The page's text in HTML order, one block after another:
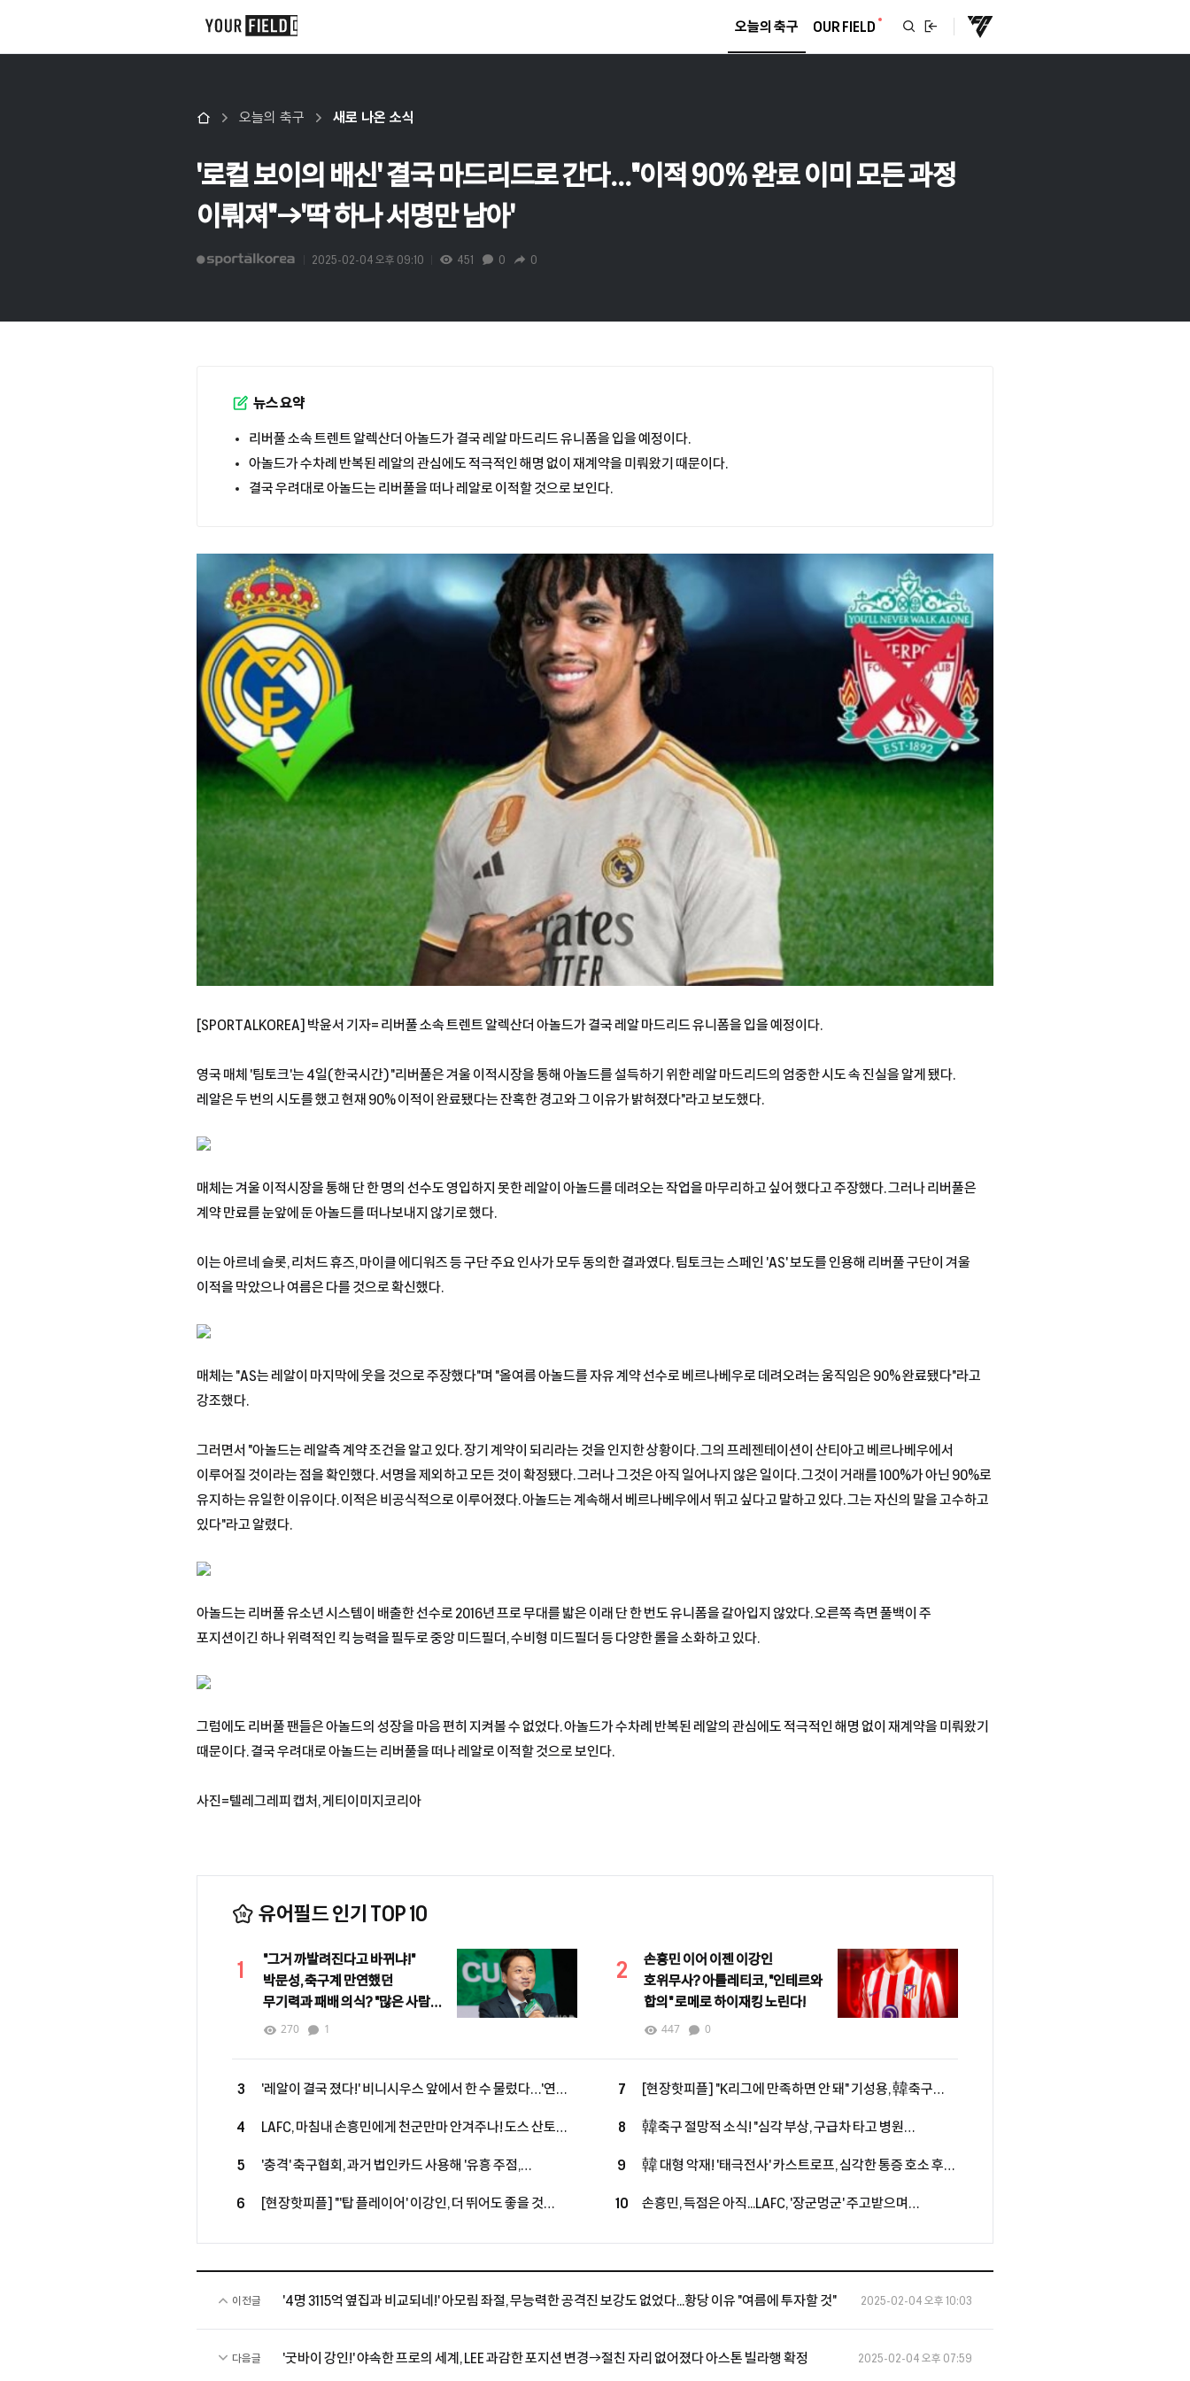
오늘의 축구 OUR FIELD
오늘의 축구 새로 나온 소식
'로컬 보이의 배신' 결국 마드리드로 간다..."이적 90% 완료 이미 모든 과정
이뤄져"→'딱 하나 서명만 남아'
2025-02-04 오후 09:10 451 0 0
뉴스 요약
리버풀 소속 트렌트 알렉산더 아놀드가 결국 레알 마드리드 유니폼을 입을 예정이다.
아놀드가 수차례 반복된 레알의 관심에도 적극적인 해명 없이 재계약을 미뤄왔기 때문이다.
결국 우려대로 아놀드는 리버풀을 떠나 레알로 이적할 것으로 보인다.
[SPORTALKOREA] 박윤서 기자= 리버풀 소속 트렌트 알렉산더 아놀드가 결국 레알 마드리드 유니폼을 입을 예정이다.
영국 매체 '팀토크'는 4일(한국시간) "리버풀은 겨울 이적시장을 통해 아놀드를 설득하기 위한 레알 마드리드의 엄중한 시도 속 진실을 알게 됐다.
레알은 두 번의 시도를 했고 현재 90% 이적이 완료됐다는 잔혹한 경고와 그 이유가 밝혀졌다"라고 보도했다.
매체는 겨울 이적시장을 통해 단 한 명의 선수도 영입하지 못한 레알이 아놀드를 데려오는 작업을 마무리하고 싶어 했다고 주장했다. 그러나 리버풀은
계약 만료를 눈앞에 둔 아놀드를 떠나보내지 않기로 했다.
이는 아르네 슬롯, 리처드 휴즈, 마이클 에디워즈 등 구단 주요 인사가 모두 동의한 결과였다. 팀토크는 스페인 'AS' 보도를 인용해 리버풀 구단이 겨울
이적을 막았으나 여름은 다를 것으로 확신했다.
매체는 "AS는 레알이 마지막에 웃을 것으로 주장했다"며 "올여름 아놀드를 자유 계약 선수로 베르나베우로 데려오려는 움직임은 90% 완료됐다"라고
강조했다.
그러면서 "아놀드는 레알측 계약 조건을 알고 있다. 장기 계약이 되리라는 것을 인지한 상황이다. 그의 프레젠테이션이 산티아고 베르나베우에서
이루어질 것이라는 점을 확인했다. 서명을 제외하고 모든 것이 확정됐다. 그러나 그것은 아직 일어나지 않은 일이다. 그것이 거래를 100%가 아닌 90%로
유지하는 유일한 이유이다. 이적은 비공식적으로 이루어졌다. 아놀드는 계속해서 베르나베우에서 뛰고 싶다고 말하고 있다. 그는 자신의 말을 고수하고
있다"라고 알렸다.
아놀드는 리버풀 유소년 시스템이 배출한 선수로 2016년 프로 무대를 밟은 이래 단 한 번도 유니폼을 갈아입지 않았다. 오른쪽 측면 풀백이 주
포지션이긴 하나 위력적인 킥 능력을 필두로 중앙 미드필더, 수비형 미드필더 등 다양한 롤을 소화하고 있다.
그럼에도 리버풀 팬들은 아놀드의 성장을 마음 편히 지켜볼 수 없었다. 아놀드가 수차례 반복된 레알의 관심에도 적극적인 해명 없이 재계약을 미뤄왔기
때문이다. 결국 우려대로 아놀드는 리버풀을 떠나 레알로 이적할 것으로 보인다.
사진=텔레그레피 캡처, 게티이미지코리아
유어필드 인기 TOP 10
1
"그거 까발려진다고 바뀌냐!"
박문성, 축구계 만연했던
무기력과 패배 의식? "많은 사람이
힘을 모으며 달라지고 있어"
270 1
2
손흥민 이어 이젠 이강인
호위무사? 아틀레티코, "인테르와
합의" 로메로 하이재킹 노린다!
447 0
3
'레알이 결국 졌다!' 비니시우스 앞에서 한 수 물렀다…'연봉
4
LAFC, 마침내 손흥민에게 천군만마 안겨주나! 도스 산토스
확보+3명 정리, 슈퍼스타 영입할까
5
'충격' 축구협회, 과거 법인카드 사용해 '유흥 주점,
6
[현장핫피플] "'탑 플레이어' 이강인, 더 뛰어도 좋을 것
7
[현장핫피플] "K리그에 만족하면 안 돼" 기성용, 韓축구
느꼈을 것"
8
韓축구 절망적 소식! "심각 부상, 구급차 타고 병원
9
韓 대형 악재! '태극전사' 카스트로프, 심각한 통증 호소 후
10
손흥민, 득점은 아직...LAFC, '장군멍군' 주고받으며
이전글 '4명 3115억 옆집과 비교되네!' 아모림 좌절, 무능력한 공격진 보강도 없었다...황당 이유 "여름에 투자할 것" 2025-02-04 오후 10:03
다음글 '굿바이 강인!' 야속한 프로의 세계, LEE 과감한 포지션 변경→절친 자리 없어졌다 아스톤 빌라행 확정 2025-02-04 오후 07:59